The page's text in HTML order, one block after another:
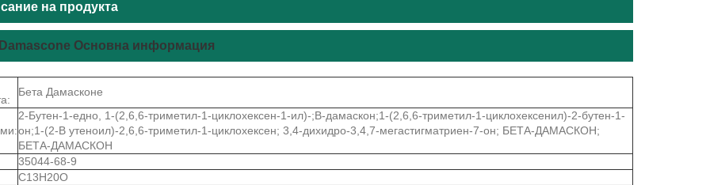
на продукта
Основна информация
Бета Дамасконе
2-Бутен-1-едно, 1-(2,6,6-триметил-1-циклохексен-1-ил)-;В-дамаскон;1-(2,6,6-триметил-1-циклохексенил)-2-бутен-1-
он;1-(2-В утеноил)-2,6,6-триметил-1-циклохексен; 3,4-дихидро-3,4,7-мегастигматриен-7-он; БЕТА-ДАМАСКОН;
БЕТА-ДАМАСКОН
35044-68-9
C13H20O